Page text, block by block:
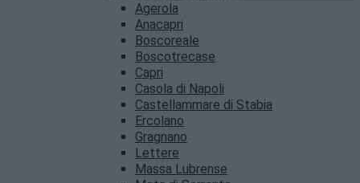
Agerola
Anacapri
Boscoreale
Boscotrecase
Capri
Casola di Napoli
Castellammare di Stabia
Ercolano
Gragnano
Lettere
Massa Lubrense